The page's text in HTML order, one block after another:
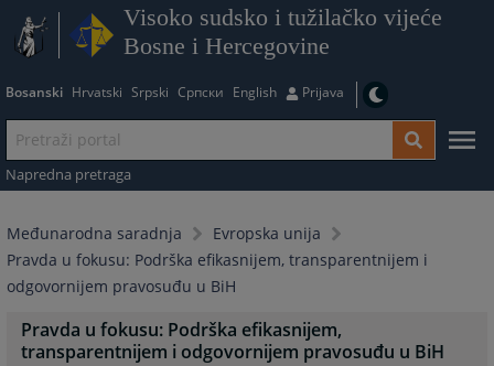
Visoko sudsko i tužilačko vijeće
Bosne i Hercegovine
Bosanski Hrvatski Srpski Српски English Prijava
Napredna pretraga
Međunarodna saradnja
Evropska unija
Pravda u fokusu: Podrška efikasnijem, transparentnijem i
odgovornijem pravosuđu u BiH
Pravda u fokusu: Podrška efikasnijem,
transparentnijem i odgovornijem pravosuđu u BiH